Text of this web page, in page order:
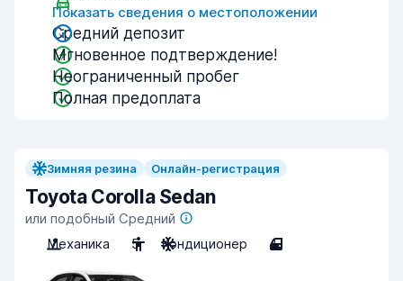
Показать сведения о местоположении
Средний депозит
Мгновенное подтверждение!
Неограниченный пробег
Полная предоплата
Зимняя резина Онлайн-регистрация
Toyota Corolla Sedan
или подобный Средний
Механика
5 Кондиционер 4